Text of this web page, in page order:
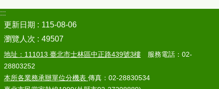
:::
更新日期
115-08-06
瀏覽人次
49507
地址：111013 臺北市士林區中正路439號3樓 服務電話：02-
28803252
本所各業務承辦單位分機表 傳真：02-28830534